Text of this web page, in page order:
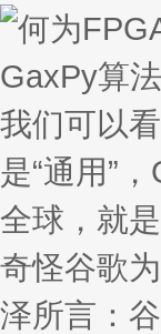
GaxPy算
我们可以
是“通用”
全球，就
奇怪谷歌
泽所言：